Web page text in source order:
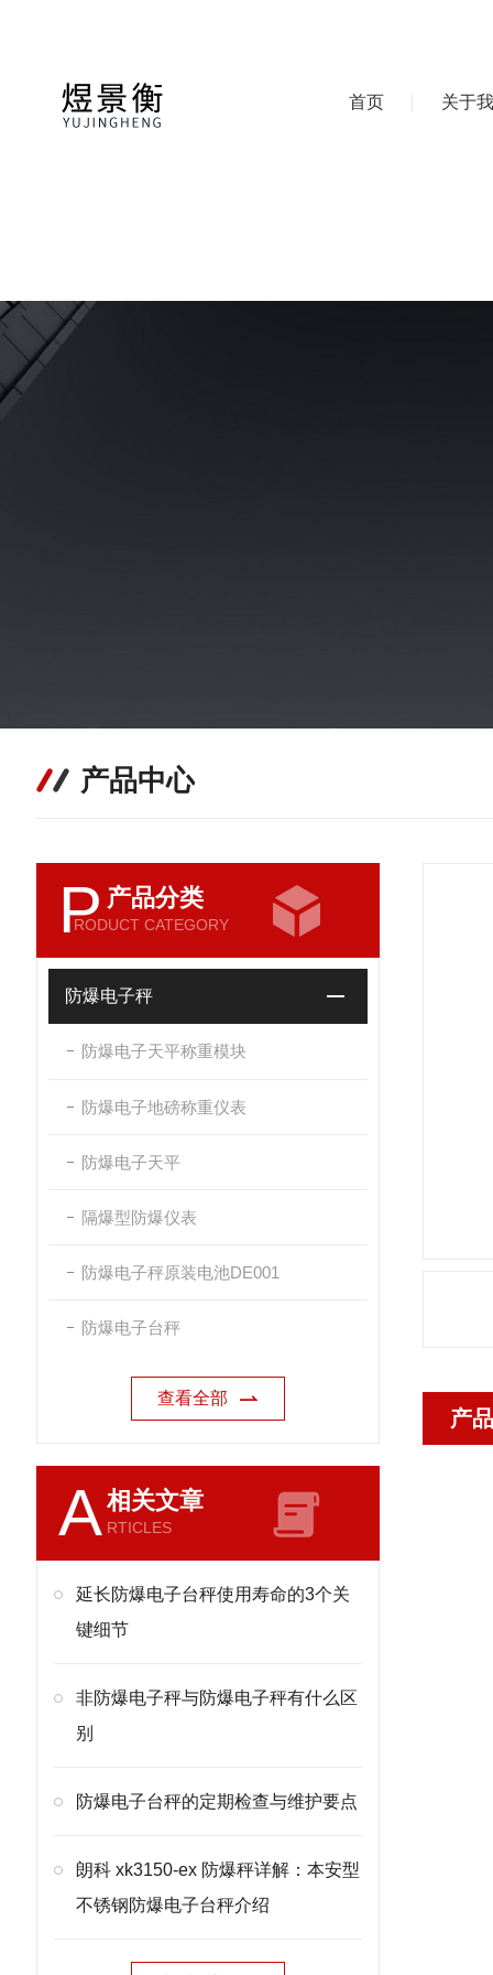
首页 关于
产品中心
P 产品分类
RODUCT CATEGORY
防爆电子秤
防爆电子天平称重模块
防爆电子地磅称重仪表
防爆电子天平
隔爆型防爆仪表
防爆电子秤原装电池DE001
防爆电子台秤
查看全部
A相关文章
RTICLES
延长防爆电子台秤使用寿命的3个关
键细节
非防爆电子秤与防爆电子秤有什么区
别
防爆电子台秤的定期检查与维护要点
朗科 xk3150-ex 防爆秤详解：本安型
不锈钢防爆电子台秤介绍
产